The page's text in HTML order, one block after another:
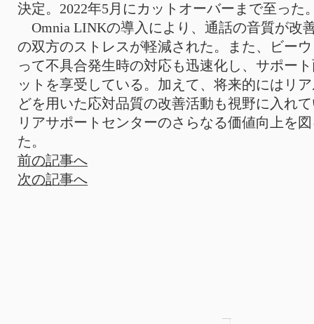
決定。2022年5月にカットオーバーまで至った
Omnia LINKの導入により、通話の音質が改
の双方のストレスが軽減された。また、ビー
って不具合発生時の対応も迅速化し、サポー
ットを享受している。加えて、将来的にはリ
どを用いた応対品質の改善活動も視野に入れ
リアサポートセンターのさらなる価値向上を
た。
前の記事へ
次の記事へ